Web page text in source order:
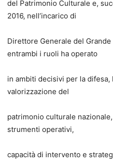
del Patrimonio Culturale e,
2016, nell’incarico di
Direttore Generale del
entrambi i ruoli ha operato
in ambiti decisivi per la difesa,
valorizzazione del
patrimonio culturale
strumenti operativi,
capacità di intervento e